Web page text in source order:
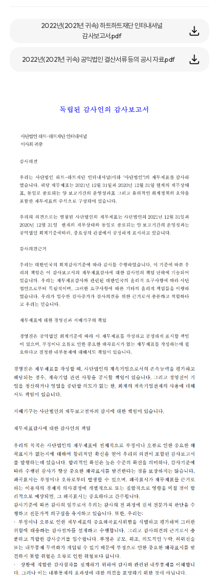
2022년(2021년 귀속) 하트하트재단 인터내셔널
감사보고서.pdf
2022년(2021년 귀속) 공익법인 결산서류 등의 공시 자료.pdf